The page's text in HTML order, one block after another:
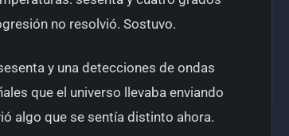
no resolvió. Sostuvo.
y una detecciones de ondas
que el universo llevaba enviando
algo que se sentía distinto ahora.